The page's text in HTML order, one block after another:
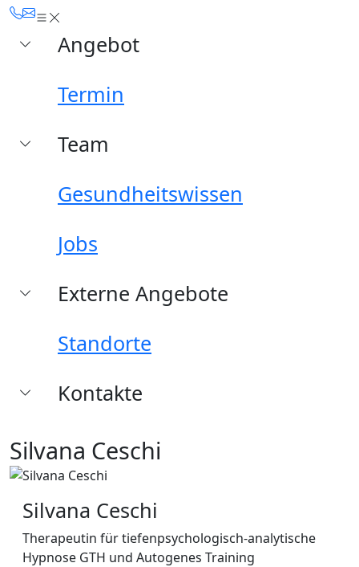
Angebot
Termin
Team
Gesundheitswissen
Jobs
Externe Angebote
Standorte
Kontakte
Silvana Ceschi
Silvana Ceschi
Therapeutin für tiefenpsychologisch-analytische
Hypnose GTH und Autogenes Training